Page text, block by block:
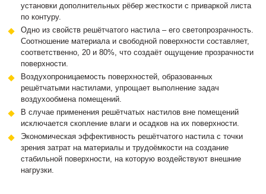
установки дополнительных рёбер жесткости с приваркой листа
по контуру.
Одно из свойств решётчатого настила – его светопрозрачность.
Соотношение материала и свободной поверхности составляет,
соответственно, 20 и 80%, что создаёт ощущение прозрачности
поверхности.
Воздухопроницаемость поверхностей, образованных
решётчатыми настилами, упрощает выполнение задач
воздухообмена помещений.
В случае применения решётчатых настилов вне помещений
исключается скопление влаги и осадков на их поверхности.
Экономическая эффективность решётчатого настила с точки
зрения затрат на материалы и трудоёмкости на создание
стабильной поверхности, на которую воздействуют внешние
нагрузки.